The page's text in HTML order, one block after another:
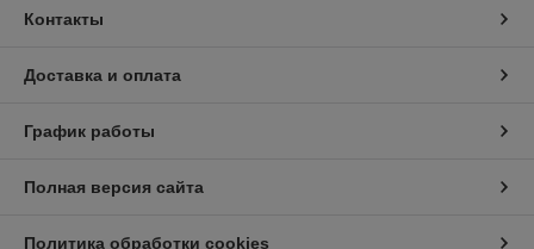
Контакты
Доставка и оплата
График работы
Полная версия сайта
Политика обработки cookies